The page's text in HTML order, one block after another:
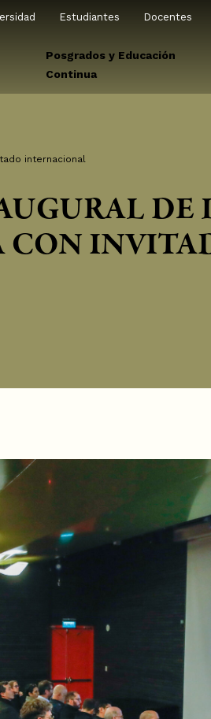
Estudiantes Docentes
Posgrados y Educación
Continua
internacional
DE
CON